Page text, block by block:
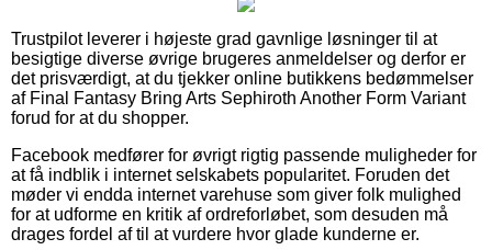
Trustpilot leverer i højeste grad gavnlige løsninger til at
besigtige diverse øvrige brugeres anmeldelser og derfor er
det prisværdigt, at du tjekker online butikkens bedømmelser
af Final Fantasy Bring Arts Sephiroth Another Form Variant
forud for at du shopper.
Facebook medfører for øvrigt rigtig passende muligheder for
at få indblik i internet selskabets popularitet. Foruden det
møder vi endda internet varehuse som giver folk mulighed
for at udforme en kritik af ordreforløbet, som desuden må
drages fordel af til at vurdere hvor glade kunderne er.